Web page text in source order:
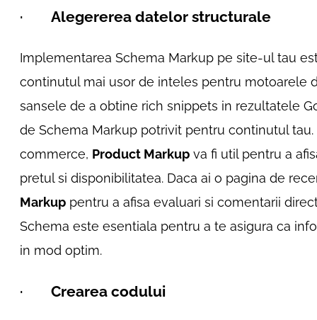
·Alegererea datelor structurale
Implementarea Schema Markup pe site-ul tau
continutul mai usor de inteles pentru motoarele
sansele de a obtine rich snippets in rezultatele
de Schema Markup potrivit pentru continutul
commerce, Product Markup va fi util pentru a
pretul si disponibilitatea. Daca ai o pagina de
Markup pentru a afisa evaluari si comentarii
Schema este esentiala pentru a te asigura ca
in mod optim.
·Crearea codului